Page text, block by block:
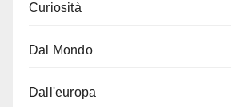
Curiosità
Dal Mondo
Dall'europa